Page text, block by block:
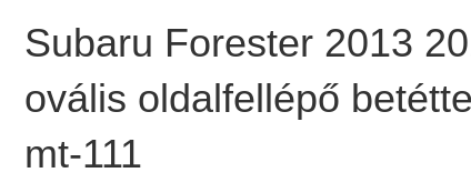
Subaru Forester 2013
ovális oldalfellépő
mt-111